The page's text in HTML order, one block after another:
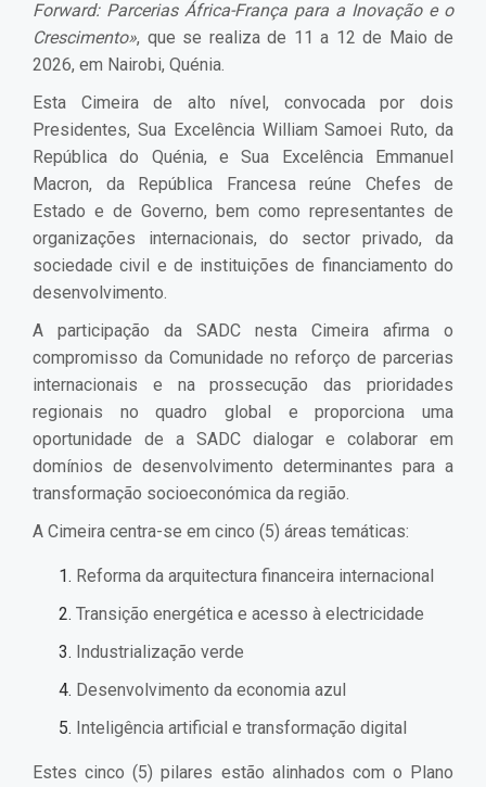
Forward: Parcerias África-França para a Inovação e o
Crescimento», que se realiza de 11 a 12 de Maio de
2026, em Nairobi, Quénia.
Esta Cimeira de alto nível, convocada por dois
Presidentes, Sua Excelência William Samoei Ruto, da
República do Quénia, e Sua Excelência Emmanuel
Macron, da República Francesa reúne Chefes de
Estado e de Governo, bem como representantes de
organizações internacionais, do sector privado, da
sociedade civil e de instituições de financiamento do
desenvolvimento.
A participação da SADC nesta Cimeira afirma o
compromisso da Comunidade no reforço de parcerias
internacionais e na prossecução das prioridades
regionais no quadro global e proporciona uma
oportunidade de a SADC dialogar e colaborar em
domínios de desenvolvimento determinantes para a
transformação socioeconómica da região.
A Cimeira centra-se em cinco (5) áreas temáticas:
Reforma da arquitectura financeira internacional
Transição energética e acesso à electricidade
Industrialização verde
Desenvolvimento da economia azul
Inteligência artificial e transformação digital
Estes cinco (5) pilares estão alinhados com o Plano